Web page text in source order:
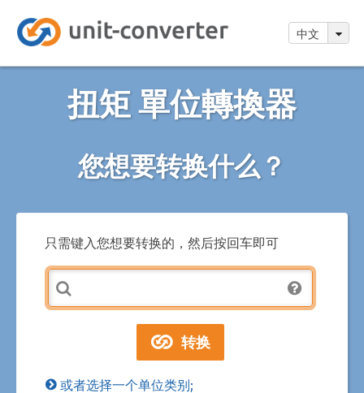
中文
扭矩 單位轉換器
您想要转换什么？
只需键入您想要转换的，然后按回车即可
或者选择一个单位类别;